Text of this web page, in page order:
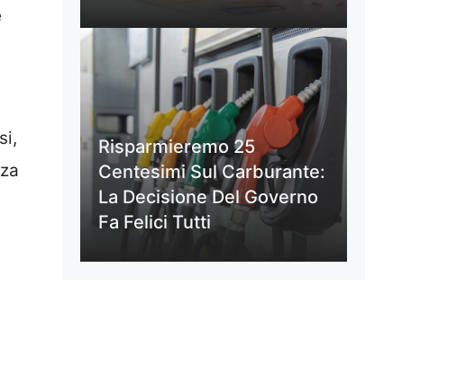
Risparmieremo 25
Centesimi Sul Carburante:
La Decisione Del Governo
Fa Felici Tutti